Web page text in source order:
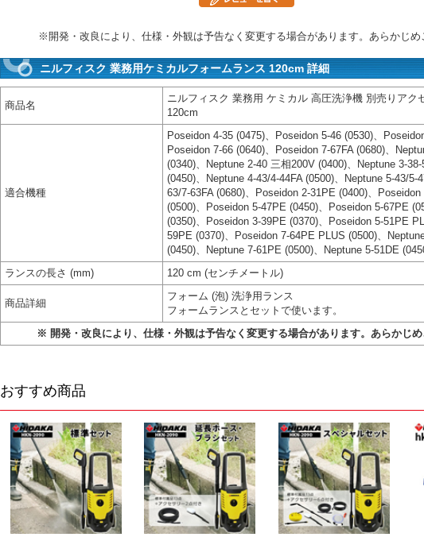
※開発・改良により、仕様・外観は予告なく変更する場合があります。あらかじめ
ニルフィスク 業務用ケミカルフォームランス 120cm 詳細
商品名
ニルフィスク 業務用 ケミカル 高圧洗浄機 別売りアク
120cm
適合機種
Poseidon 4-35 (0475)、Poseidon 5-46 (0530)、
Poseidon 7-66 (0640)、Poseidon 7-67FA (0680)、
(0340)、Neptune 2-40 三相200V (0400)、Neptune 3-
(0450)、Neptune 4-43/4-44FA (0500)、Neptune 5-43/5-
63/7-63FA (0680)、Poseidon 2-31PE (0400)、
(0500)、Poseidon 5-47PE (0450)、Poseidon 5-67PE
(0350)、Poseidon 3-39PE (0370)、Poseidon 5-51PE
59PE (0370)、Poseidon 7-64PE PLUS (0500)、
(0450)、Neptune 7-61PE (0500)、Neptune 5-51DE
ランスの長さ (mm)
120 cm (センチメートル)
商品詳細
フォーム (泡) 洗浄用ランス
フォームランスとセットで使います。
※ 開発・改良により、仕様・外観は予告なく変更する場合があります。あらかじめ
おすすめ商品